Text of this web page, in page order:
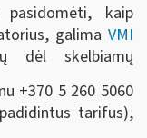
pasidomėti, kaip
galima VMI
dėl skelbiamų
+370 5 260 5060
tarifus),